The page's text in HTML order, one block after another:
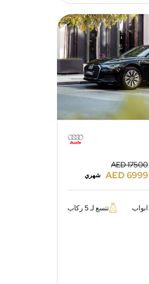
AED 17500
AED 6999 شهري
تتسع لـ 5 ركاب